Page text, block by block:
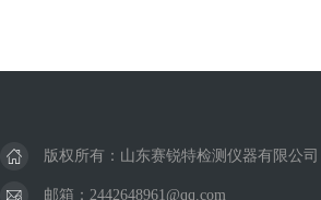
版权所有：山东赛锐特检测仪器有限公司
邮箱：2442648961@qq.com